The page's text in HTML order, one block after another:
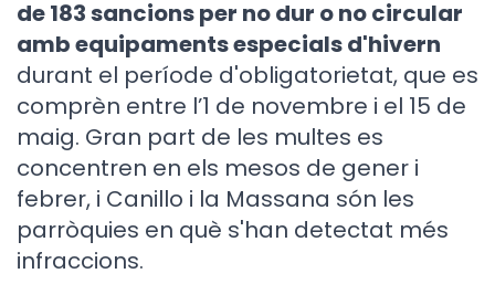
de 183 sancions per no dur o no circular
amb equipaments especials d'hivern
durant el període d'obligatorietat, que es
comprèn entre l’1 de novembre i el 15 de
maig. Gran part de les multes es
concentren en els mesos de gener i
febrer, i Canillo i la Massana són les
parròquies en què s'han detectat més
infraccions.